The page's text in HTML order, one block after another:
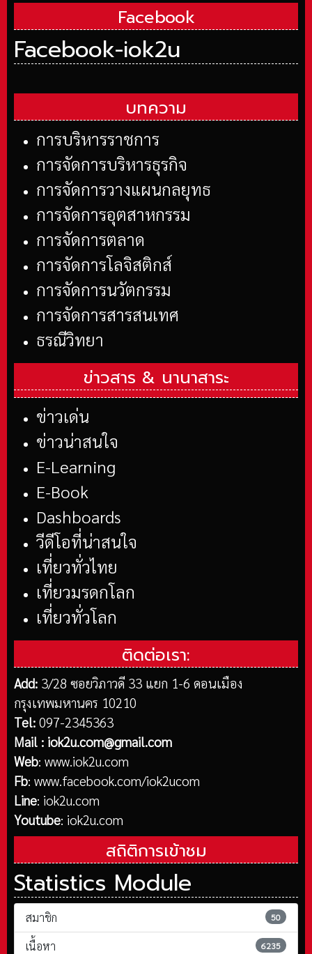
Facebook
Facebook-iok2u
บทความ
การบริหารราชการ
การจัดการบริหารธุรกิจ
การจัดการวางแผนกลยุทธ
การจัดการอุตสาหกรรม
การจัดการตลาด
การจัดการโลจิสติกส์
การจัดการนวัตกรรม
การจัดการสารสนเทศ
ธรณีวิทยา
ข่าวสาร & นานาสาระ
ข่าวเด่น
ข่าวน่าสนใจ
E-Learning
E-Book
Dashboards
วีดีโอที่น่าสนใจ
เที่ยวทั่วไทย
เที่ยวมรดกโลก
เที่ยวทั่วโลก
ติดต่อเรา:
Add: 3/28 ซอยวิภาวดี 33 แยก 1-6 ดอนเมือง
กรุงเทพมหานคร 10210
Tel: 097-2345363
Mail : iok2u.com@gmail.com
Web: www.iok2u.com
Fb: www.facebook.com/iok2ucom
Line: iok2u.com
Youtube: iok2u.com
สถิติการเข้าชม
Statistics Module
สมาชิก 50
เนื้อหา 6235